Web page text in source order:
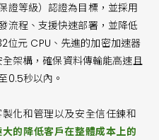
證等級）認證為目標，並採用
流程、支援快速部署，並降低
位元 CPU、先進的加密加速器
架構，確保資料傳輸能高速且
0.5秒以內。
化和管理以及安全信任鍊和
大的降低客戶在整體成本上的